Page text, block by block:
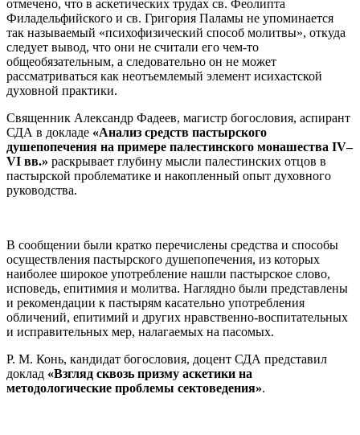
отмечено, что в аскетических трудах св. Феолипта
Филадельфийского и св. Григория Паламы не упоминается
так называемый «психофизический способ молитвы», откуда
следует вывод, что они не считали его чем-то
общеобязательным, а следовательно он не может
рассматриваться как неотъемлемый элемент исихастской
духовной практики.
Священник Александр Фадеев, магистр богословия, аспирант
СДА в докладе «Анализ средств пастырского
душепопечения на примере палестинского монашества IV–
VI вв.» раскрывает глубину мысли палестинских отцов в
пастырской проблематике и накопленный опыт духовного
руководства.
В сообщении были кратко перечислены средства и способы
осуществления пастырского душепопечения, из которых
наиболее широкое употребление нашли пастырское слово,
исповедь, епитимия и молитва. Наглядно были представлены
и рекомендации к пастырям касательно употребления
обличений, епитимий и других нравственно-воспитательных
и исправительных мер, налагаемых на пасомых.
Р. М. Конь, кандидат богословия, доцент СДА представил
доклад «Взгляд сквозь призму аскетики на
методологические проблемы сектоведения».